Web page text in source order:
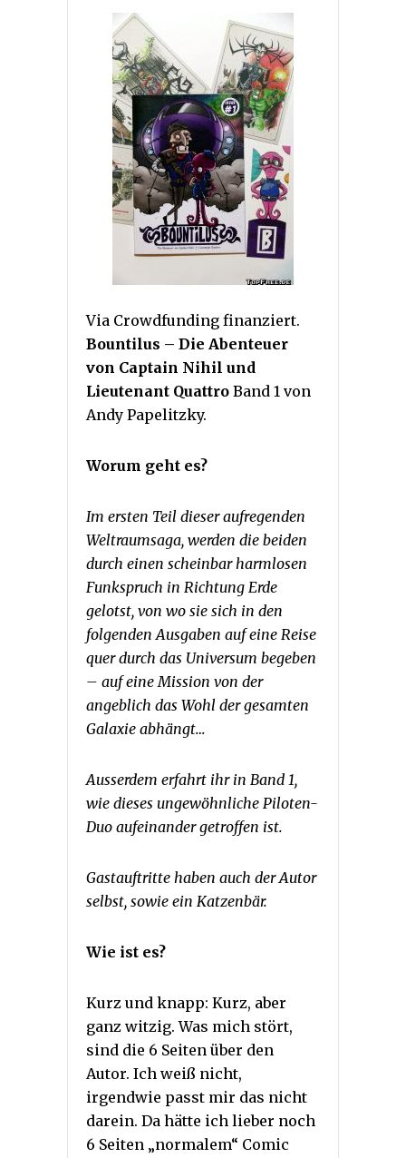
Via Crowdfunding finanziert.
Bountilus – Die Abenteuer
von Captain Nihil und
Lieutenant Quattro Band 1 von
Andy Papelitzky.
Worum geht es?
Im ersten Teil dieser aufregenden
Weltraumsaga, werden die beiden
durch einen scheinbar harmlosen
Funkspruch in Richtung Erde
gelotst, von wo sie sich in den
folgenden Ausgaben auf eine Reise
quer durch das Universum begeben
– auf eine Mission von der
angeblich das Wohl der gesamten
Galaxie abhängt…
Ausserdem erfahrt ihr in Band 1,
wie dieses ungewöhnliche Piloten-
Duo aufeinander getroffen ist.
Gastauftritte haben auch der Autor
selbst, sowie ein Katzenbär.
Wie ist es?
Kurz und knapp: Kurz, aber
ganz witzig. Was mich stört,
sind die 6 Seiten über den
Autor. Ich weiß nicht,
irgendwie passt mir das nicht
darein. Da hätte ich lieber noch
6 Seiten „normalem“ Comic